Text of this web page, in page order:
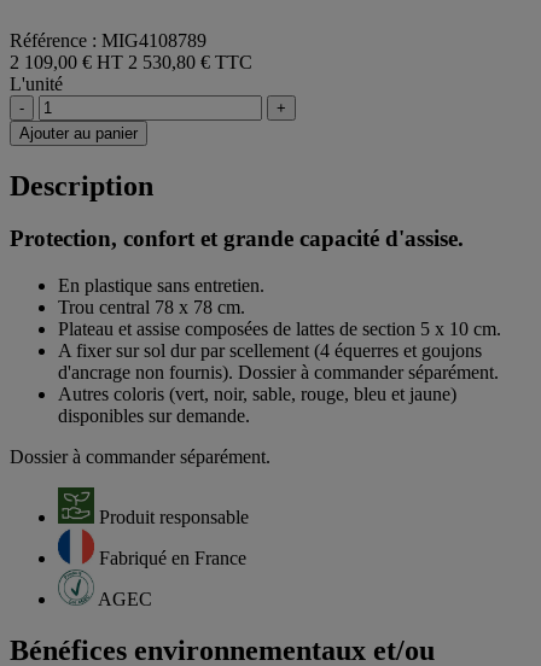
Référence : MIG4108789
2 109,00 € HT 2 530,80 € TTC
L'unité
-
+
Ajouter au panier
Description
Protection, confort et grande capacité d'assise.
En plastique sans entretien.
Trou central 78 x 78 cm.
Plateau et assise composées de lattes de section 5 x 10 cm.
A fixer sur sol dur par scellement (4 équerres et goujons
d'ancrage non fournis). Dossier à commander séparément.
Autres coloris (vert, noir, sable, rouge, bleu et jaune)
disponibles sur demande.
Dossier à commander séparément.
Produit responsable
Fabriqué en France
AGEC
Bénéfices environnementaux et/ou